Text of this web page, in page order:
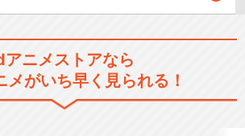
『チェンソーマン 総集篇』
アニメストアなら
メがいち早く見られる！